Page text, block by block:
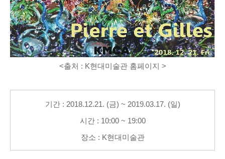
<출처 : K현대미술관 홈페이지 >
기간 : 2018.12.21. (금) ~ 2019.03.17. (일)
시간 : 10:00 ~ 19:00
장소 : K현대미술관